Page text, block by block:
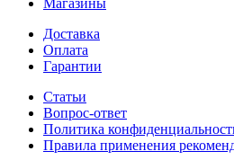
Магазины
Доставка
Оплата
Гарантии
Статьи
Вопрос-ответ
Политика
Правила применения